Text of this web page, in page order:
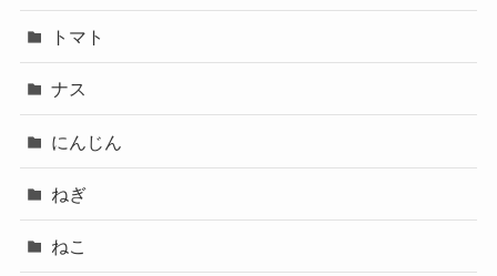
トマト
ナス
にんじん
ねぎ
ねこ